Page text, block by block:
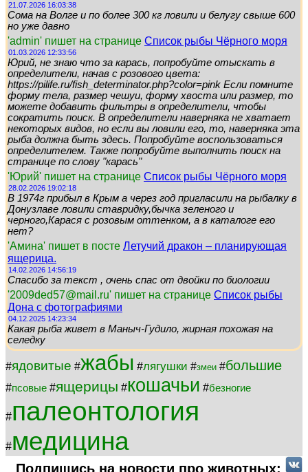
21.07.2026 16:03:38
Сома на Волге и по более 300 кг ловили и белугу свыше 600
но уже давно
'admin' пишет на странице Список рыбы Чёрного моря
01.03.2026 12:33:56
Юрий, не знаю что за карась, попробуйте отыскать в
определители, начав с розового цвета:
https://pilife.ru/fish_determinator.php?color=pink Если помните
форму тела, размер чешуи, форму хвоста или размер, то
можете добавить фильтры в определители, чтобы
сократить поиск. В определители наверняка не хватает
некоторых видов, но если вы ловили его, то, наверняка эта
рыба должна быть здесь. Попробуйте воспользоваться
определителем. Также попробуйте выполнить поиск на
странице по слову "карась"
'Юрий' пишет на странице Список рыбы Чёрного моря
28.02.2026 19:02:18
В 1974г прибыл в Крым а через год пригласили на рыбалку в
Донузлаве ловили ставридку,бычка зеленого и
черного,Карася с розовым оттенком, а в каталоге его
нет?
'Амина' пишет в посте Летучий дракон – планирующая
ящерица.
14.02.2026 14:56:19
Спасибо за текст , очень спас от двойки по биологии
'2009ded57@mail.ru' пишет на странице Список рыбы
Дона с фотографиями
04.12.2025 14:23:34
Какая рыба живет в Маныч-Гудило, жирная похожая на
селедку
#ядовитые #жабы #лягушки #змеи #большие
#псовые #ящерицы #кошачьи #безногие
#палеонтология
#медицина
Подпишись на новости про животных: